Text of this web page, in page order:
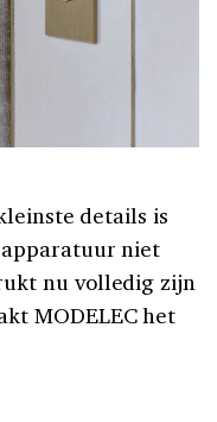
details is
niet
nu volledig zijn
MODELEC het